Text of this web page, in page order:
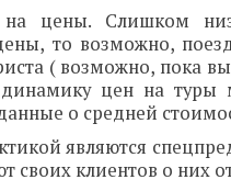
цены. Слишком
то возможно,
( возможно, пока
динамику цен на
о средней
являются
своих клиентов о них